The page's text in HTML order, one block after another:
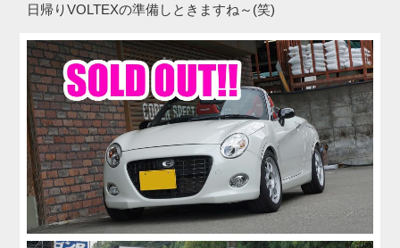
日帰りVOLTEXの準備しときますね～(笑)